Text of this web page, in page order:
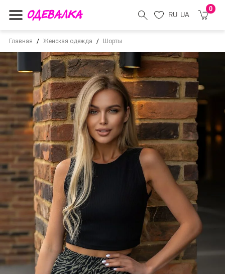
RU UA
0
Главная Женская одежда Шорты